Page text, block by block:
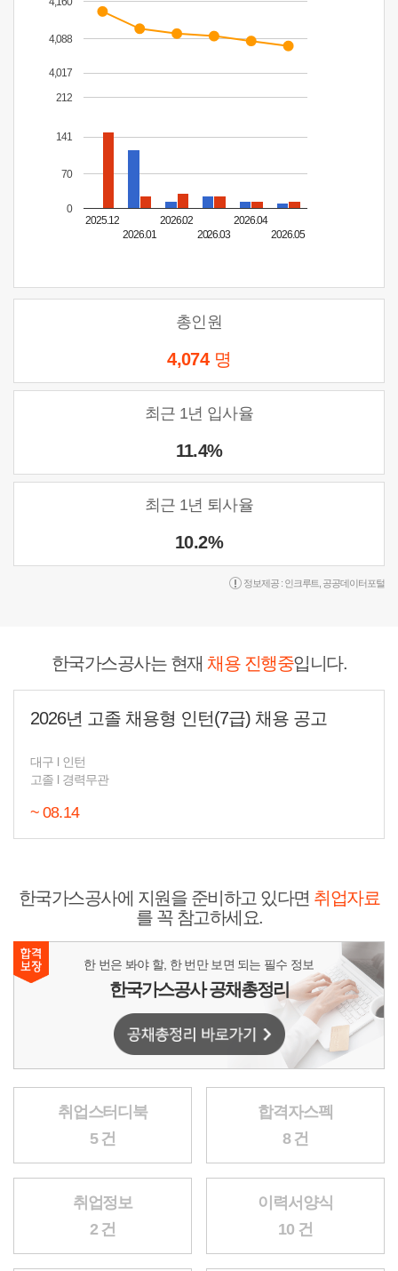
2025.12
2026.01
2026.02
2026.03
2026.04
2026.05
0
70
141
212
4,017
4,088
총인원
4,074 명
최근 1년 입사율
11.4%
최근 1년 퇴사율
10.2%
정보제공 : 인크루트 공공데이터포털
한국가스공사는 현재채용 진행중입니다.
2026년 고졸 채용형 인턴(7급) 채용 공고
대구 l 인턴
고졸 l 경력무관
~ 08.14
한국가스공사에 지원을 준비하고 있다면 취업자료
를 꼭 참고하세요.
한 번은 봐야 할, 한 번만 보면 되는 필수 정보
한국가스공사 공채총정리
취업스터디북
5 건
합격자스펙
8 건
취업정보
2 건
이력서양식
10 건